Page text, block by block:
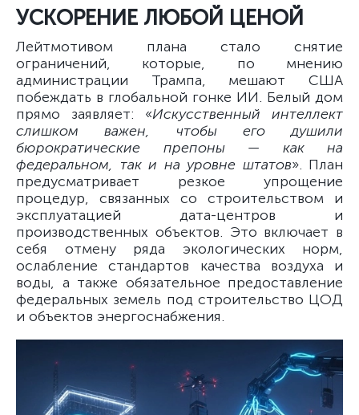
УСКОРЕНИЕ ЛЮБОЙ ЦЕНОЙ
Лейтмотивом плана стало снятие
ограничений, которые, по мнению
администрации Трампа, мешают США
побеждать в глобальной гонке ИИ. Белый дом
прямо заявляет: «Искусственный интеллект
слишком важен, чтобы его душили
бюрократические препоны — как на
федеральном, так и на уровне штатов». План
предусматривает резкое упрощение
процедур, связанных со строительством и
эксплуатацией дата-центров и
производственных объектов. Это включает в
себя отмену ряда экологических норм,
ослабление стандартов качества воздуха и
воды, а также обязательное предоставление
федеральных земель под строительство ЦОД
и объектов энергоснабжения.